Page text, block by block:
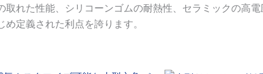
取れた性能、シリコーンゴムの耐熱性、セラミックの高
定義された利点を誇ります。